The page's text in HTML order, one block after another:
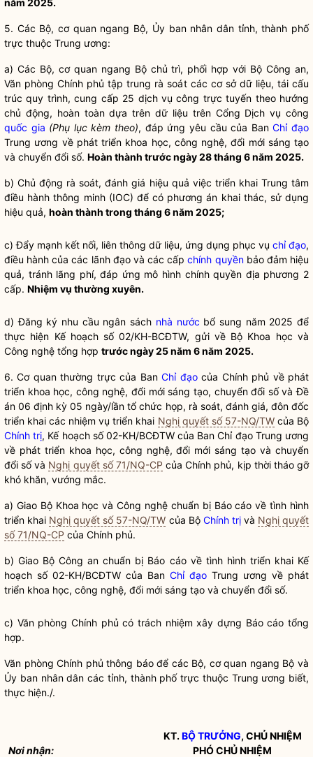
năm 2025.
5. Các Bộ, cơ quan ngang Bộ, Ủy ban nhân dân tỉnh, thành phố
trực thuộc Trung ương:
a) Các Bộ, cơ quan ngang Bộ chủ trì, phối hợp với Bộ Công an,
Văn phòng Chính phủ tập trung rà soát các cơ sở dữ liệu, tái cấu
trúc quy trình, cung cấp 25 dịch vụ công trực tuyến theo hướng
chủ động, hoàn toàn dựa trên dữ liệu trên Cổng Dịch vụ công
quốc gia (Phụ lục kèm theo), đáp ứng yêu cầu của BanChỉ đạo
Trung ương về phát triển khoa học, công nghệ, đổi mới sáng tạo
và chuyển đổi số. Hoàn thành trước ngày 28 tháng 6 năm 2025.
b) Chủ động rà soát, đánh giá hiệu quả việc triển khai Trung tâm
điều hành thông minh (IOC) để có phương án khai thác, sử dụng
hiệu quả, hoàn thành trong tháng 6 năm 2025;
c) Đẩy mạnh kết nối, liên thông dữ liệu, ứng dụng phục vụ chỉ đạo,
điều hành của các lãnh đạo và các cấpchính quyềnbảo đảm hiệu
quả, tránh lãng phí, đáp ứng mô hình chính quyền địa phương 2
cấp. Nhiệm vụ thường xuyên.
d) Đăng ký nhu cầu ngân sách nhà nước bổ sung năm 2025 để
thực hiện Kế hoạch số 02/KH-BCĐTW, gửi về Bộ Khoa học và
Công nghệ tổng hợp trước ngày 25 năm 6 năm 2025.
6. Cơ quan thường trực của BanChỉ đạocủa Chính phủ về phát
triển khoa học, công nghệ, đổi mới sáng tạo, chuyển đổi số và Đề
án 06 định kỳ 05 ngày/lần tổ chức họp, rà soát, đánh giá, đôn đốc
triển khai các nhiệm vụ triển khai Nghị quyết số 57-NQ/TWcủa Bộ
Chính trị, Kế hoạch số 02-KH/BCĐTW của BanChỉ đạoTrung ương
về phát triển khoa học, công nghệ, đổi mới sáng tạo và chuyển
đổi số và Nghị quyết số 71/NQ-CP của Chính phủ, kịp thời tháo gỡ
khó khăn, vướng mắc.
a) Giao Bộ Khoa học và Công nghệ chuẩn bị Báo cáo về tình hình
triển khai Nghị quyết số 57-NQ/TW của Bộ Chính trịvà Nghị quyết
số 71/NQ-CP của Chính phủ.
b) Giao Bộ Công an chuẩn bị Báo cáo về tình hình triển khai Kế
hoạch số 02-KH/BCĐTW của Ban Chỉ đạo Trung ương về phát
triển khoa học, công nghệ, đổi mới sáng tạo và chuyển đổi số.
c) Văn phòng Chính phủ có trách nhiệm xây dựng Báo cáo tổng
hợp.
Văn phòng Chính phủ thông báo để các Bộ, cơ quan ngang Bộ và
Ủy ban nhân dân các tỉnh, thành phố trực thuộc Trung ương biết,
thực hiện./.
Nơi nhận:
KT.BỘ TRƯỞNG, CHỦ NHIỆM
PHÓ CHỦ NHIỆM